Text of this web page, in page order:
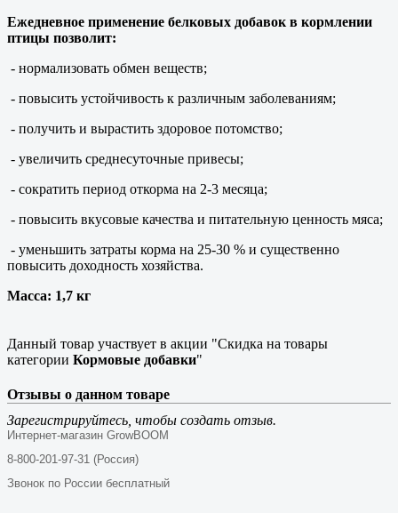
Ежедневное применение белковых добавок в кормлении
птицы позволит:
- нормализовать обмен веществ;
- повысить устойчивость к различным заболеваниям;
- получить и вырастить здоровое потомство;
- увеличить среднесуточные привесы;
- сократить период откорма на 2-3 месяца;
- повысить вкусовые качества и питательную ценность мяса;
- уменьшить затраты корма на 25-30 % и существенно
повысить доходность хозяйства.
Масса: 1,7 кг
Данный товар участвует в акции "Скидка на товары
категории Кормовые добавки"
Отзывы о данном товаре
Зарегистрируйтесь, чтобы создать отзыв.
Интернет-магазин GrowBOOM
8-800-201-97-31 (Россия)
Звонок по России бесплатный